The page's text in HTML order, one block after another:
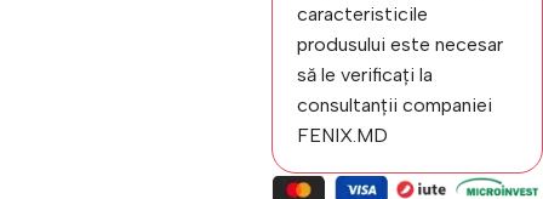
caracteristicile
produsului este necesar
să le verificați la
consultanții companiei
FENIX.MD